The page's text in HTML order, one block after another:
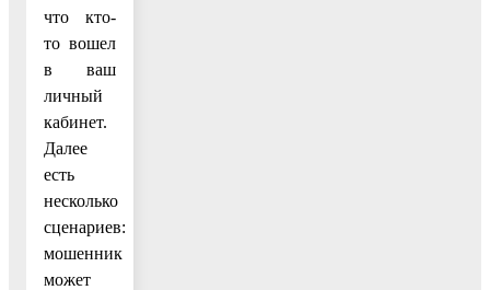
что кто-
то вошел
в ваш
личный
кабинет.
Далее
есть
несколько
сценариев:
мошенник
может